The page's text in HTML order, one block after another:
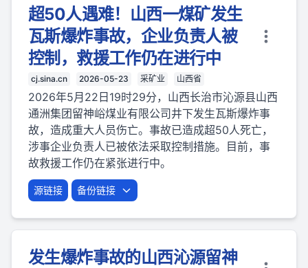
超50人遇难！山西一煤矿发生
瓦斯爆炸事故，企业负责人被
控制，救援工作仍在进行中
cj.sina.cn 2026-05-23 采矿业 山西省
2026年5月22日19时29分，山西长治市沁源县山西
通洲集团留神峪煤业有限公司井下发生瓦斯爆炸事
故，造成重大人员伤亡。事故已造成超50人死亡，
涉事企业负责人已被依法采取控制措施。目前，事
故救援工作仍在紧张进行中。
源链接 备份链接
发生爆炸事故的山西沁源留神